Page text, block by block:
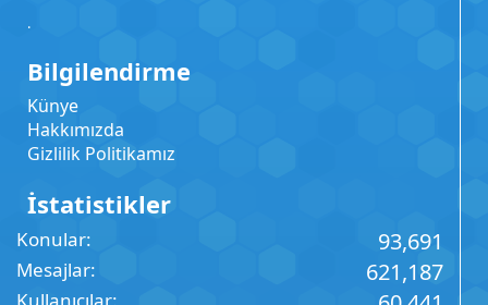
.
Bilgilendirme
Künye
Hakkımızda
Gizlilik Politikamız
İstatistikler
Konular 93,691
Mesajlar 621,187